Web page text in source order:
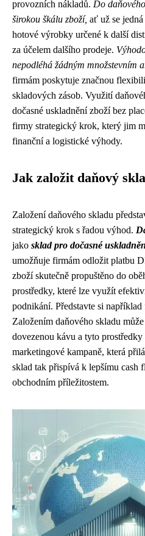
provozních nákladů. Do
širokou škálu zboží, ať už se
hotové výrobky určené k další
za účelem dalšího prodeje.
nepodléhá žádným množstevním
firmám poskytuje značnou
skladových zásob. Využití
dočasné uskladnění zboží bez
firmy strategický krok, který jim
finanční a logistické výhody.
Jak založit daňový
Založení daňového skladu
strategický krok s řadou výhod.
jako sklad pro dočasné
umožňuje firmám odložit platbu
zboží skutečně propuštěno do
prostředky, které lze využít
podnikání. Představte si
Založením daňového skladu
dovezenou kávu a tyto
marketingové kampaně, která
sklad tak přispívá k lepšímu cash
obchodním příležitostem.